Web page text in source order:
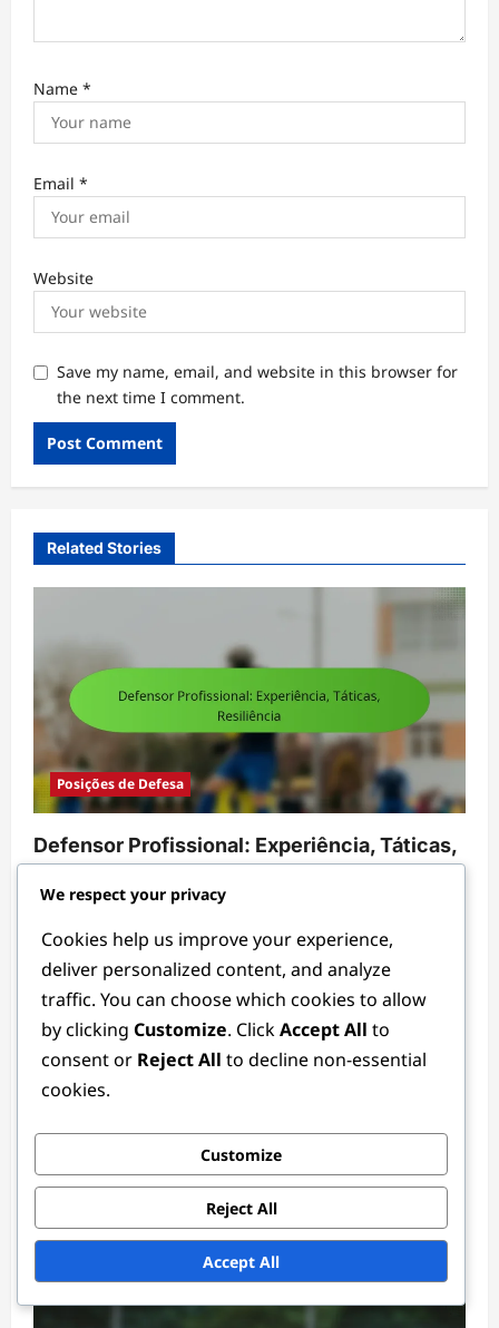
Name *
Email *
Website
Save my name, email, and website in this browser for
the next time I comment.
Related Stories
Posições de Defesa
Defensor Profissional: Experiência, Táticas,
Ethan Rivers 3 months ago
Posições de Defesa
Estatísticas de Guarda-Redes: Métricas de
Desempenho, Análise, Comparações
3 months ago 0
We respect your privacy
Cookies help us improve your experience,
deliver personalized content, and analyze
traffic. You can choose which cookies to allow
by clicking Customize. ClickAccept All to
consent or Reject All to decline non-essential
cookies.
Customize
Reject All
Accept All